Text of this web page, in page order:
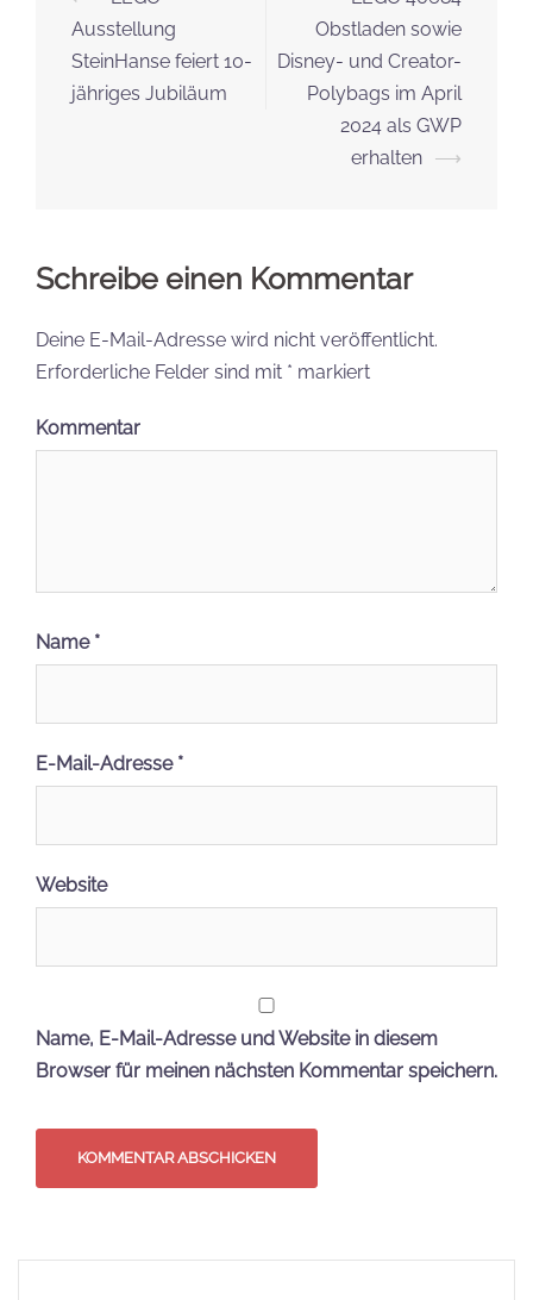
Navigation
Ausstellung
SteinHanse feiert 10-
jähriges Jubiläum
Obstladen sowie
Disney- und Creator-
Polybags im April
2024 als GWP
erhalten ⟶
Schreibe einen Kommentar
Deine E-Mail-Adresse wird nicht veröffentlicht.
Erforderliche Felder sind mit * markiert
Kommentar
Name *
E-Mail-Adresse *
Website
Name, E-Mail-Adresse und Website in diesem
Browser für meinen nächsten Kommentar speichern.